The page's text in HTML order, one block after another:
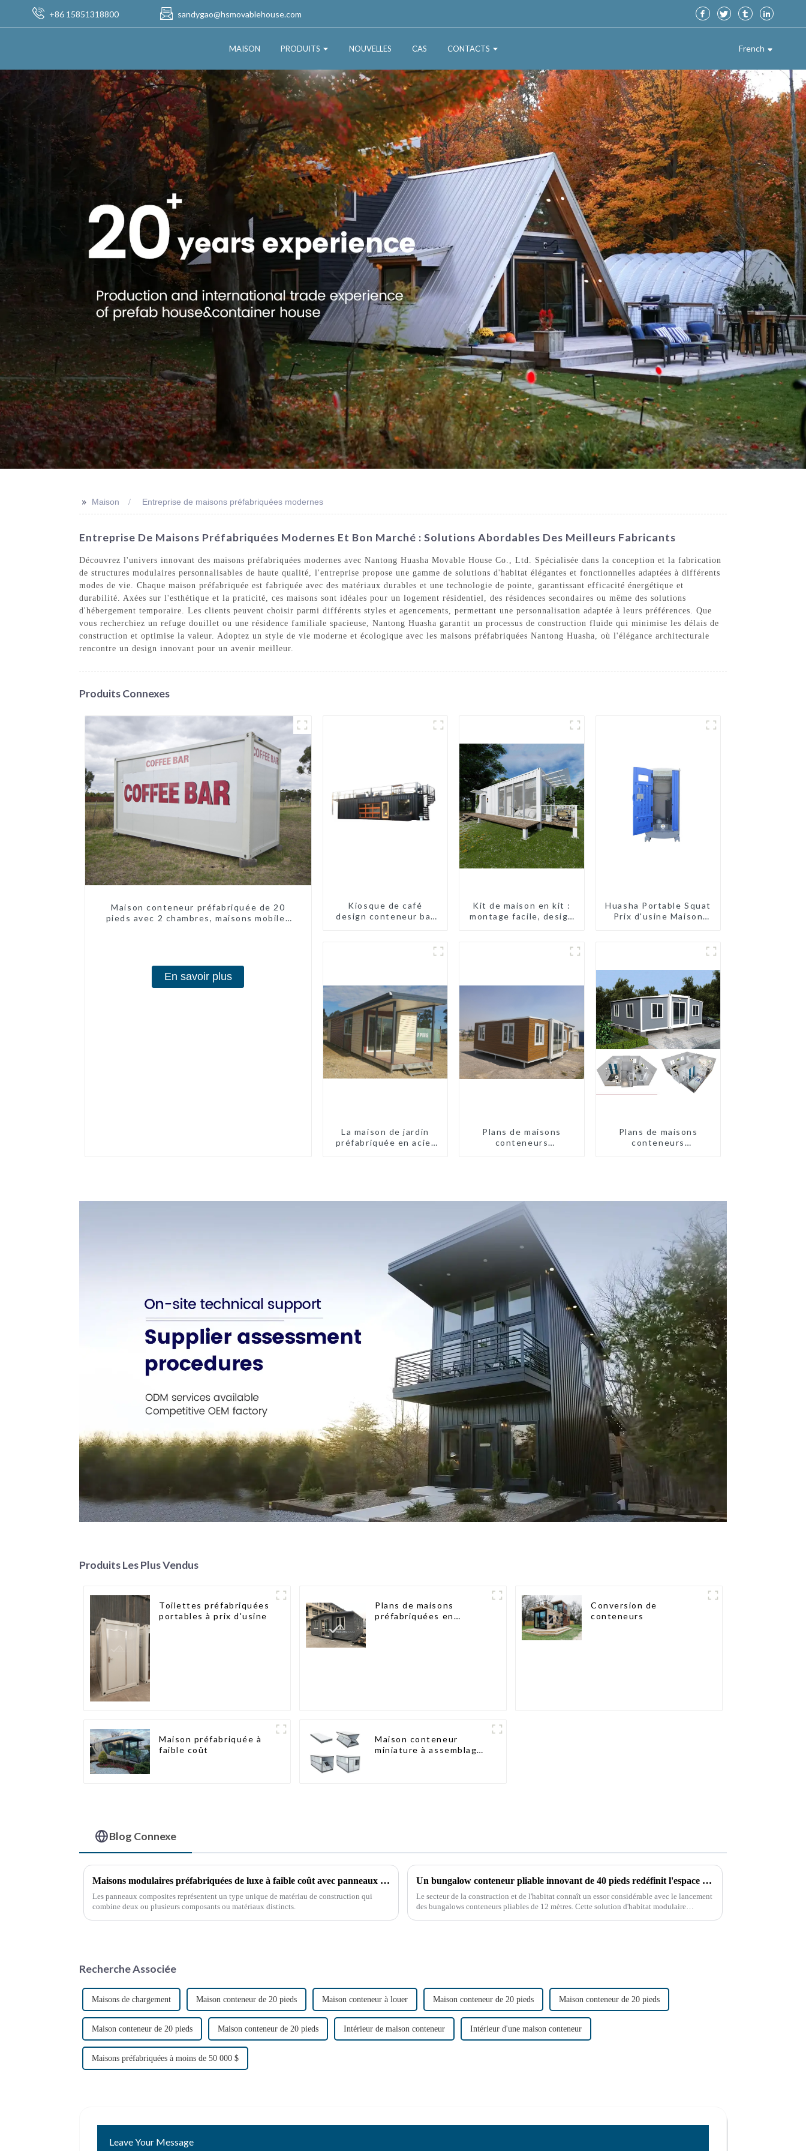
+86 15851318800 sandygao@hsmovablehouse.com
MAISON PRODUITS NOUVELLES CAS CONTACTS French
>> Maison Entreprise de maisons préfabriquées modernes
Entreprise De Maisons Préfabriquées Modernes Et Bon Marché : Solutions Abordables Des Meilleurs Fabricants
Découvrez l'univers innovant des maisons préfabriquées modernes avec Nantong Huasha Movable House Co., Ltd. Spécialisée dans la conception et la fabrication
de structures modulaires personnalisables de haute qualité, l'entreprise propose une gamme de solutions d'habitat élégantes et fonctionnelles adaptées à différents
modes de vie. Chaque maison préfabriquée est fabriquée avec des matériaux durables et une technologie de pointe, garantissant efficacité énergétique et
durabilité. Axées sur l'esthétique et la praticité, ces maisons sont idéales pour un logement résidentiel, des résidences secondaires ou même des solutions
d'hébergement temporaire. Les clients peuvent choisir parmi différents styles et agencements, permettant une personnalisation adaptée à leurs préférences. Que
vous recherchiez un refuge douillet ou une résidence familiale spacieuse, Nantong Huasha garantit un processus de construction fluide qui minimise les délais de
construction et optimise la valeur. Adoptez un style de vie moderne et écologique avec les maisons préfabriquées Nantong Huasha, où l'élégance architecturale
rencontre un design innovant pour un avenir meilleur.
Produits Connexes
Maison conteneur préfabriquée de 20
pieds avec 2 chambres, maisons mobiles
En savoir plus
Kiosque de café
design conteneur bar
Kit de maison en kit :
montage facile, design
Huasha Portable Squat
Prix d'usine Maison
portables Vente
Personnalisée
Personnalisée
La maison de jardin
préfabriquée en acier
Plans de maisons
conteneurs
Plans de maisons
conteneurs
Produits Les Plus Vendus
Toilettes préfabriquées
portables à prix d'usine
Plans de maisons
préfabriquées en
Conversion de
conteneurs
Maison préfabriquée à
faible coût
Maison conteneur
miniature à assemblage
Blog Connexe
Maisons modulaires préfabriquées de luxe à faible coût avec panneaux sandwich
Les panneaux composites représentent un type unique de matériau de construction qui
combine deux ou plusieurs composants ou matériaux distincts.
Un bungalow conteneur pliable innovant de 40 pieds redéfinit l'espace de vie modulaire
Le secteur de la construction et de l'habitat connaît un essor considérable avec le lancement
des bungalows conteneurs pliables de 12 mètres. Cette solution d'habitat modulaire
Recherche Associée
Maisons de chargement Maison conteneur de 20 pieds Maison conteneur à louer Maison conteneur de 20 pieds Maison conteneur de 20 pieds
Maison conteneur de 20 pieds Maison conteneur de 20 pieds Intérieur de maison conteneur Intérieur d'une maison conteneur
Maisons préfabriquées à moins de 50 000 $
Leave Your Message